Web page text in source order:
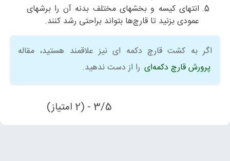
انتهای کیسه و بخشهای مختلف بدنه آن را برشهای
عمودی بزنید تا قارچ‌ها بتواند براحتی رشد کنند.
اگر به کشت قارچ دکمه ای نیز علاقمند هستید، مقاله
پرورش قارچ دکمه‌ای را از دست ندهید.
3/5 - (2 امتیاز)